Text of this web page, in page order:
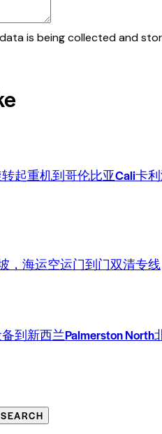
is being collected and
起重机到哥伦比亚Cali卡
，海运空运门到门双清专线
到新西兰Palmerston